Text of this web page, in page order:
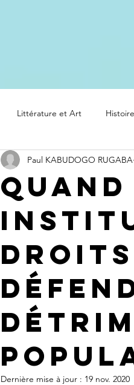
Littérature et Art Histoire
droits
Paul KABUDOGO RUGABA
Dernière mise à jour : 19 nov. 2020